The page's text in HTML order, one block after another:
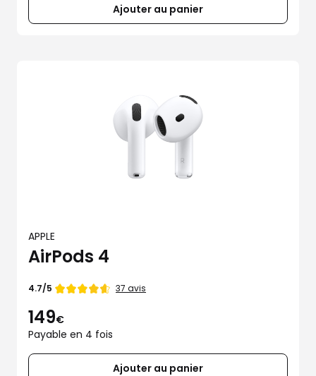
Ajouter au panier
APPLE
AirPods 4
Note
4.7/5 37 avis
149€
Payable en 4 fois
Ajouter au panier